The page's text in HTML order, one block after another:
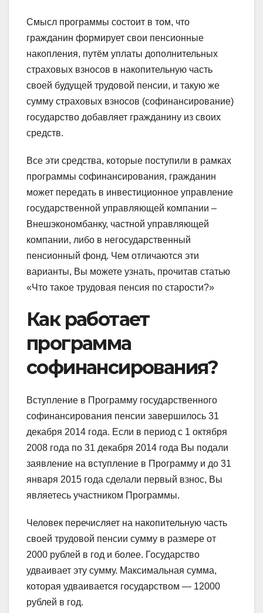
Смысл программы состоит в том, что
гражданин формирует свои пенсионные
накопления, путём уплаты дополнительных
страховых взносов в накопительную часть
своей будущей трудовой пенсии, и такую же
сумму страховых взносов (софинансирование)
государство добавляет гражданину из своих
средств.
Все эти средства, которые поступили в рамках
программы софинансирования, гражданин
может передать в инвестиционное управление
государственной управляющей компании –
Внешэкономбанку, частной управляющей
компании, либо в негосударственный
пенсионный фонд. Чем отличаются эти
варианты, Вы можете узнать, прочитав статью
«Что такое трудовая пенсия по старости?»
Как работает
программа
софинансирования?
Вступление в Программу государственного
софинансирования пенсии завершилось 31
декабря 2014 года. Если в период с 1 октября
2008 года по 31 декабря 2014 года Вы подали
заявление на вступление в Программу и до 31
января 2015 года сделали первый взнос, Вы
являетесь участником Программы.
Человек перечисляет на накопительную часть
своей трудовой пенсии сумму в размере от
2000 рублей в год и более. Государство
удваивает эту сумму. Максимальная сумма,
которая удваивается государством — 12000
рублей в год.